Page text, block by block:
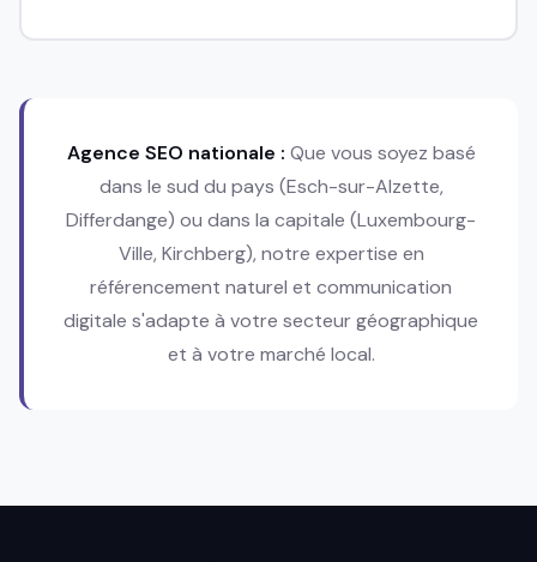
Agence SEO nationale : Que vous soyez basé
dans le sud du pays (Esch-sur-Alzette,
Differdange) ou dans la capitale (Luxembourg-
Ville, Kirchberg), notre expertise en
référencement naturel et communication
digitale s'adapte à votre secteur géographique
et à votre marché local.